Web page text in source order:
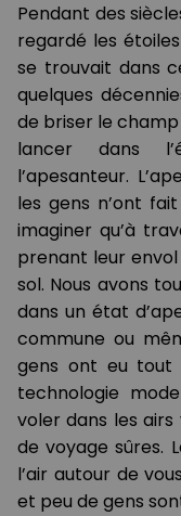
Pendant des
regardé les
se trouvait dans
quelques
de briser le
lancer dans
l’apesanteur.
les gens n’ont
imaginer qu’à
prenant leur
sol. Nous avons
dans un état
commune ou
gens ont eu tout
technologie
voler dans les airs
de voyage sûres.
l’air autour de
et peu de gens